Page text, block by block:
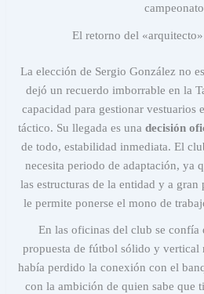
El retorno del
La elección de Sergio González no
dejó un recuerdo imborrable en la
capacidad para gestionar vestuarios
táctico. Su llegada es una decisión
de todo, estabilidad inmediata. El
necesita periodo de adaptación, ya
las estructuras de la entidad y a
le permite ponerse el mono de
En las oficinas del club se confía
propuesta de fútbol sólido y vertical
había perdido la conexión con el
con la ambición de quien sabe que